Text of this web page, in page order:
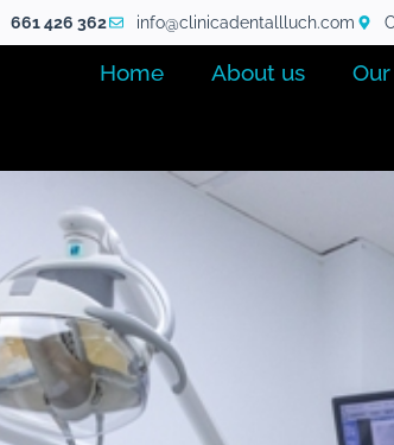
661 426 362 info@clinicadentallluch.com
Home About us